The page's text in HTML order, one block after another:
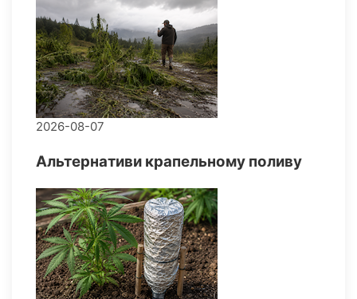
2026-08-07
Альтернативи крапельному поливу